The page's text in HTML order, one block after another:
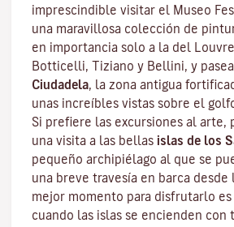
imprescindible visitar el Museo
una maravillosa colección de
en importancia solo a la del
Botticelli, Tiziano y Bellini, y
Ciudadela, la zona antigua
unas increíbles vistas sobre el
Si prefiere las excursiones al arte,
una visita a las bellas islas de los
pequeño archipiélago al que se
una breve travesía en barca desde
mejor momento para disfrutarlo es
cuando las islas se encienden con